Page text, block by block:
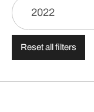
2022
Reset all filters